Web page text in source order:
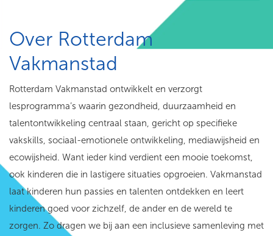
Over Rotterdam
Vakmanstad
Rotterdam Vakmanstad ontwikkelt en verzorgt
lesprogramma’s waarin gezondheid, duurzaamheid en
talentontwikkeling centraal staan, gericht op specifieke
vakskills, sociaal-emotionele ontwikkeling, mediawijsheid en
ecowijsheid. Want ieder kind verdient een mooie toekomst,
ook kinderen die in lastigere situaties opgroeien. Vakmanstad
laat kinderen hun passies en talenten ontdekken en leert
kinderen goed voor zichzelf, de ander en de wereld te
zorgen. Zo dragen we bij aan een inclusieve samenleving met